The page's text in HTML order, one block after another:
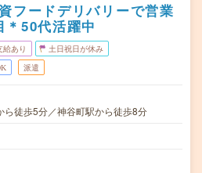
フードデリバリーで営業
＊50代活躍中
給あり 土日祝日が休み
派遣
ら徒歩5分／神谷町駅から徒歩8分